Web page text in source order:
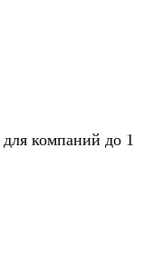
для компаний до 1